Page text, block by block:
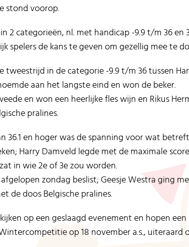
stond voorop.
2 categorieën, nl. met handicap -9.9 t/m 36 en
spelers de kans te geven om gezellig mee te
tweestrijd in de categorie -9.9 t/m 36 tussen
aan het langste eind en won de beker.
en won een heerlijke fles wijn en Rikus
pralines.
36.1 en hoger was de spanning voor wat
Harry Damveld legde met de maximale
in wie 2e of 3e zou worden.
zondag beslist; Geesje Westra ging
de doos Belgische pralines.
op een geslaagd evenement en hopen
op 18 november a.s., uiteraard